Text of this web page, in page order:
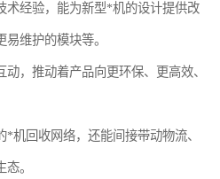
术经验，能为新型*机的设计提供改
维护的模块等。
，推动着产品向更环保、更高效、
机回收网络，还能间接带动物流、
。